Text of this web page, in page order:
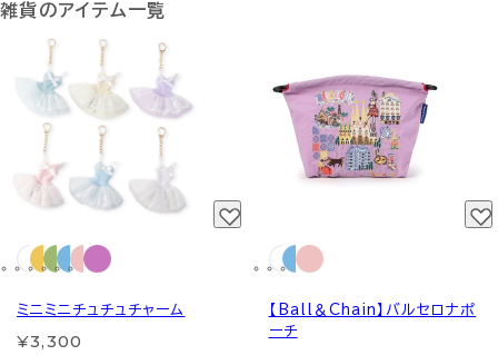
雑貨のアイテム一覧
ミニミニチュチュチャーム
¥3,300
【Ball＆Chain】バルセロナポ
ーチ